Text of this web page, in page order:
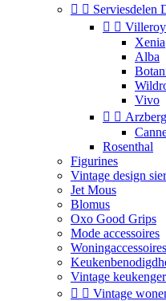
  Serviesdelen
  Villeroy
Xenia
Alba
Vivo
  Arzberg
Rosenthal
Figurines
Vintage design
Jet Mous
Blomus
Oxo Good Grips
Mode accessoires
Woningaccessoires
Vintage
  Vintage